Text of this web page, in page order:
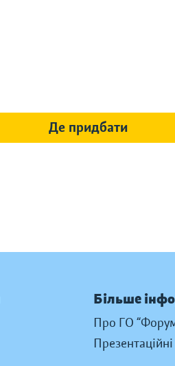
Де придбати
Більше
Про ГО